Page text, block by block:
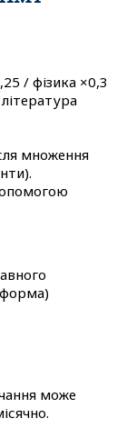
/ фізика ×0,3
множення
може